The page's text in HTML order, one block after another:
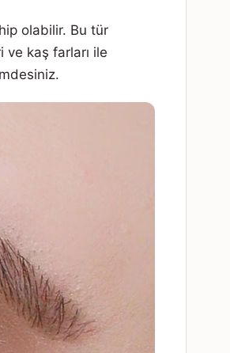
olabilir. Bu tür
ve kaş farları ile